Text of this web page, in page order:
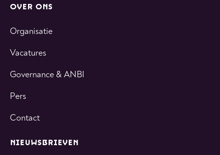
OVER ONS
Organisatie
Vacatures
Governance & ANBI
Pers
Contact
NIEUWSBRIEVEN